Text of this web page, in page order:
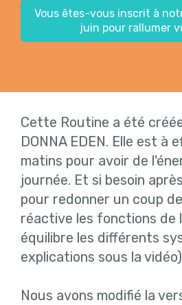
Vous êtes-vous inscrit à
juin pour rallumer
Cette Routine a été
DONNA EDEN. Elle est à
matins pour avoir de
journée. Et si besoin
pour redonner un coup
réactive les fonctions de
équilibre les différents
explications sous la
Nous avons modifié la